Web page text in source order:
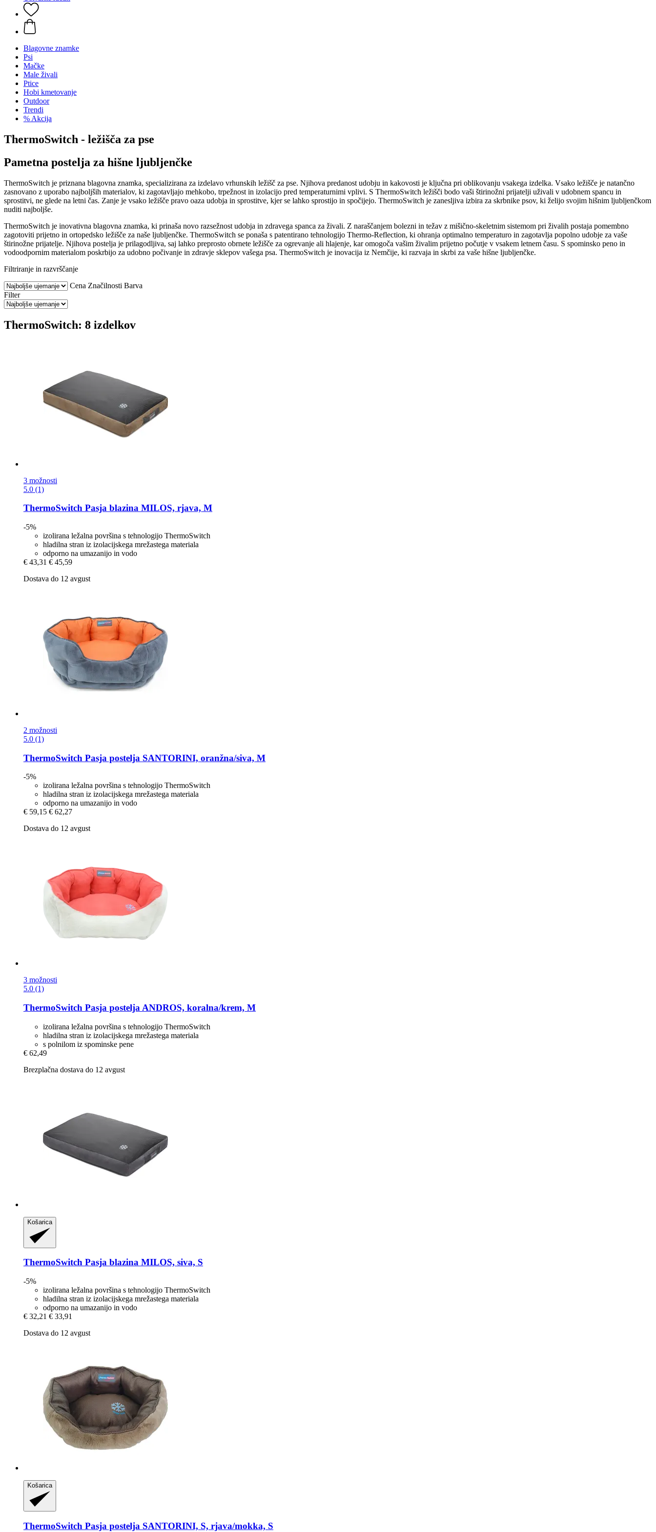
Blagovne znamke
Psi
Mačke
Male živali
Ptice
Hobi kmetovanje
Outdoor
Trendi
% Akcija
ThermoSwitch - ležišča za pse
Pametna postelja za hišne ljubljenčke
ThermoSwitch je priznana blagovna znamka, specializirana za izdelavo vrhunskih ležišč za pse. Njihova predanost udobju in kakovosti je ključna pri oblikovanju vsakega izdelka. Vsako ležišče je natančno
zasnovano z uporabo najboljših materialov, ki zagotavljajo mehkobo, trpežnost in izolacijo pred temperaturnimi vplivi. S ThermoSwitch ležišči bodo vaši štirinožni prijatelji uživali v udobnem spancu in
sprostitvi, ne glede na letni čas. Zanje je vsako ležišče pravo oaza udobja in sprostitve, kjer se lahko sprostijo in spočijejo. ThermoSwitch je zanesljiva izbira za skrbnike psov, ki želijo svojim hišnim ljubljenčkom
nuditi najboljše.
ThermoSwitch je inovativna blagovna znamka, ki prinaša novo razsežnost udobja in zdravega spanca za živali. Z naraščanjem bolezni in težav z mišično-skeletnim sistemom pri živalih postaja pomembno
zagotoviti prijetno in ortopedsko ležišče za naše ljubljenčke. ThermoSwitch se ponaša s patentirano tehnologijo Thermo-Reflection, ki ohranja optimalno temperaturo in zagotavlja popolno udobje za vaše
štirinožne prijatelje. Njihova postelja je prilagodljiva, saj lahko preprosto obrnete ležišče za ogrevanje ali hlajenje, kar omogoča vašim živalim prijetno počutje v vsakem letnem času. S spominsko peno in
vodoodpornim materialom poskrbijo za udobno počivanje in zdravje sklepov vašega psa. ThermoSwitch je inovacija iz Nemčije, ki razvaja in skrbi za vaše hišne ljubljenčke.
Filtriranje in razvrščanje
Cena Značilnosti Barva
Filter
ThermoSwitch: 8 izdelkov
3 možnosti
5.0 (1)
ThermoSwitch Pasja blazina MILOS, rjava, M
-5%
izolirana ležalna površina s tehnologijo ThermoSwitch
hladilna stran iz izolacijskega mrežastega materiala
odporno na umazanijo in vodo
€ 43,31 € 45,59
Dostava do 12 avgust
2 možnosti
5.0 (1)
ThermoSwitch Pasja postelja SANTORINI, oranžna/siva, M
-5%
izolirana ležalna površina s tehnologijo ThermoSwitch
hladilna stran iz izolacijskega mrežastega materiala
odporno na umazanijo in vodo
€ 59,15 € 62,27
Dostava do 12 avgust
3 možnosti
5.0 (1)
ThermoSwitch Pasja postelja ANDROS, koralna/krem, M
izolirana ležalna površina s tehnologijo ThermoSwitch
hladilna stran iz izolacijskega mrežastega materiala
s polnilom iz spominske pene
€ 62,49
Brezplačna dostava do 12 avgust
Košarica
ThermoSwitch Pasja blazina MILOS, siva, S
-5%
izolirana ležalna površina s tehnologijo ThermoSwitch
hladilna stran iz izolacijskega mrežastega materiala
odporno na umazanijo in vodo
€ 32,21 € 33,91
Dostava do 12 avgust
Košarica
ThermoSwitch Pasja postelja SANTORINI, S, rjava/mokka, S